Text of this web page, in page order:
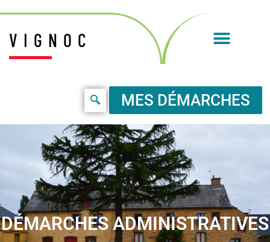
VIGNOC
MES DÉMARCHES
DÉMARCHES ADMINISTRATIVES